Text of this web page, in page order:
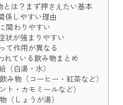
とは？まず押さえたい基本
係しやすい理由
関わりやすい
状が強まりやすい
て作用が異なる
れている飲み物まとめ
（白湯・水）
み物（コーヒー・紅茶など）
ト・カモミールなど）
（しょうが湯）